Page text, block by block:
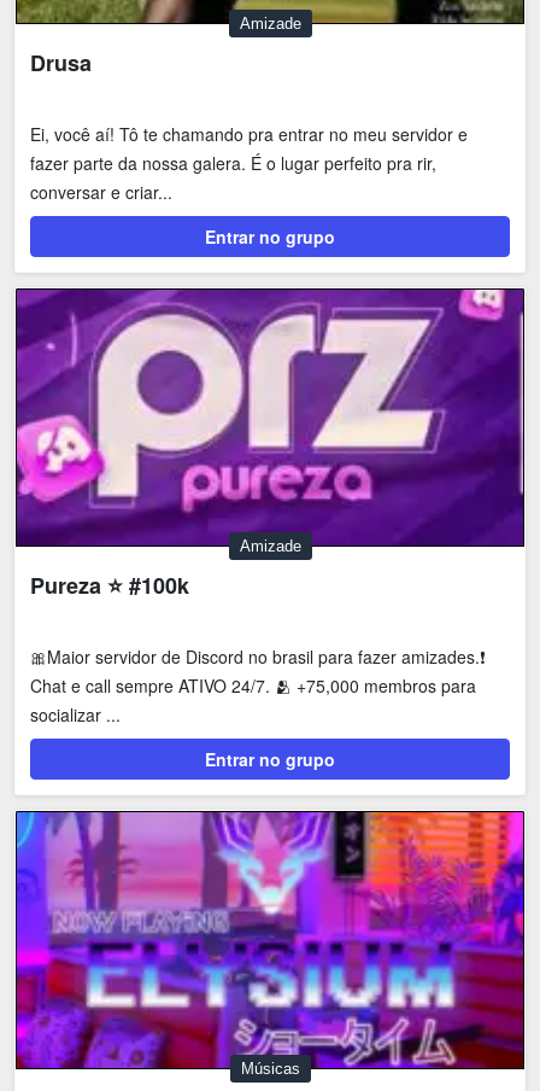
Amizade
Drusa
Ei, você aí! Tô te chamando pra entrar no meu servidor e
fazer parte da nossa galera. É o lugar perfeito pra rir,
conversar e criar...
Entrar no grupo
Amizade
Pureza ⭐ #100k
🎀Maior servidor de Discord no brasil para fazer amizades.❗
Chat e call sempre ATIVO 24/7. 🫂 +75,000 membros para
socializar ...
Entrar no grupo
Músicas